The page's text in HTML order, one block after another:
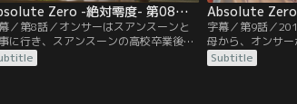
Absolute Zero -絶対零度- 第08話／字幕
／第8話／オンサーはスアンスーンと
に行き、スアンスーンの高校卒業後の
ついて聞く。後日オンサーはナンに、
越し先は決まっていないがルームメー
字幕／第9話／
母から、オンサ
ショックを受け
ケットに映画の
Subtitle